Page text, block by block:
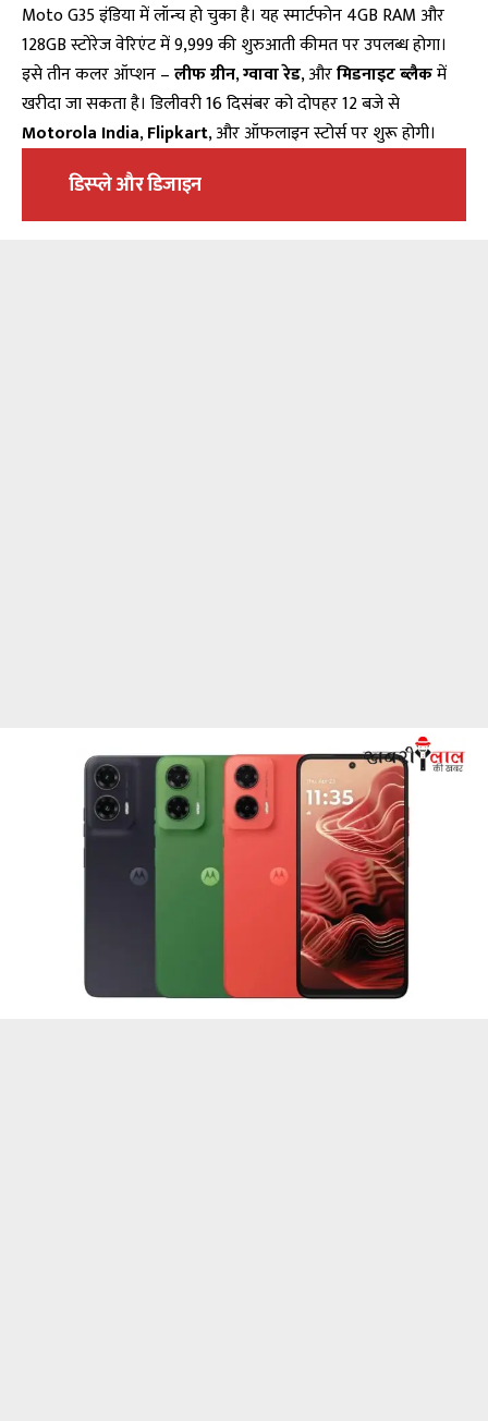
Moto G35इंडिया में लॉन्च हो चुका है। यह स्मार्टफोन 4GB RAM और
128GB स्टोरेज वेरिएंट में ₹9,999 की शुरुआती कीमत पर उपलब्ध होगा।
इसे तीन कलर ऑप्शन –लीफ ग्रीन,ग्वावा रेड, औरमिडनाइट ब्लैकमें
खरीदा जा सकता है। डिलीवरी 16 दिसंबर को दोपहर 12 बजे से
Motorola India,Flipkart, और ऑफलाइन स्टोर्स पर शुरू होगी।
डिस्प्ले और डिजाइन